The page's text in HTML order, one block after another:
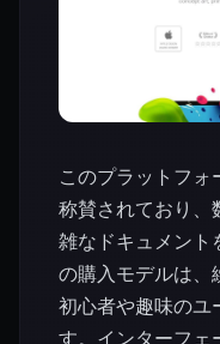
このプラットフ
称賛されており、
雑なドキュメント
の購入モデルは、
初心者や趣味のユ
す。インターフェ